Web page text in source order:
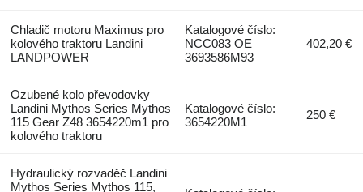
Chladič motoru Maximus pro
kolového traktoru Landini
LANDPOWER
Katalogové číslo:
NCC083 OE
3693586M93
402,20 €
Ozubené kolo převodovky
Landini Mythos Series Mythos
115 Gear Z48 3654220m1 pro
kolového traktoru
Katalogové číslo:
3654220M1
250 €
Hydraulický rozvaděč Landini
Mythos Series Mythos 115,